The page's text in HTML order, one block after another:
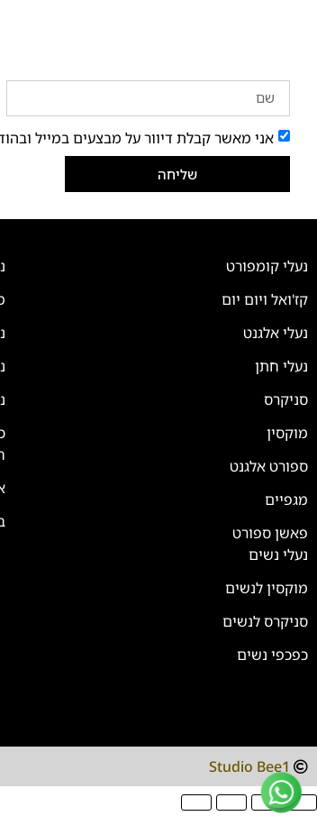
אני מאשר קבלת דיוור על מבצעים במייל
שליחה
נעלי קומפורט
קז'ואל ויום יום
נעלי אלגנט
נעלי חתן
סניקרס
מוקסין
ספורט אלגנט
מגפיים
פאשן ספורט
נעלי נשים
מוקסין לנשים
סניקרס לנשים
כפכפי נשים
Studio Bee1
💬